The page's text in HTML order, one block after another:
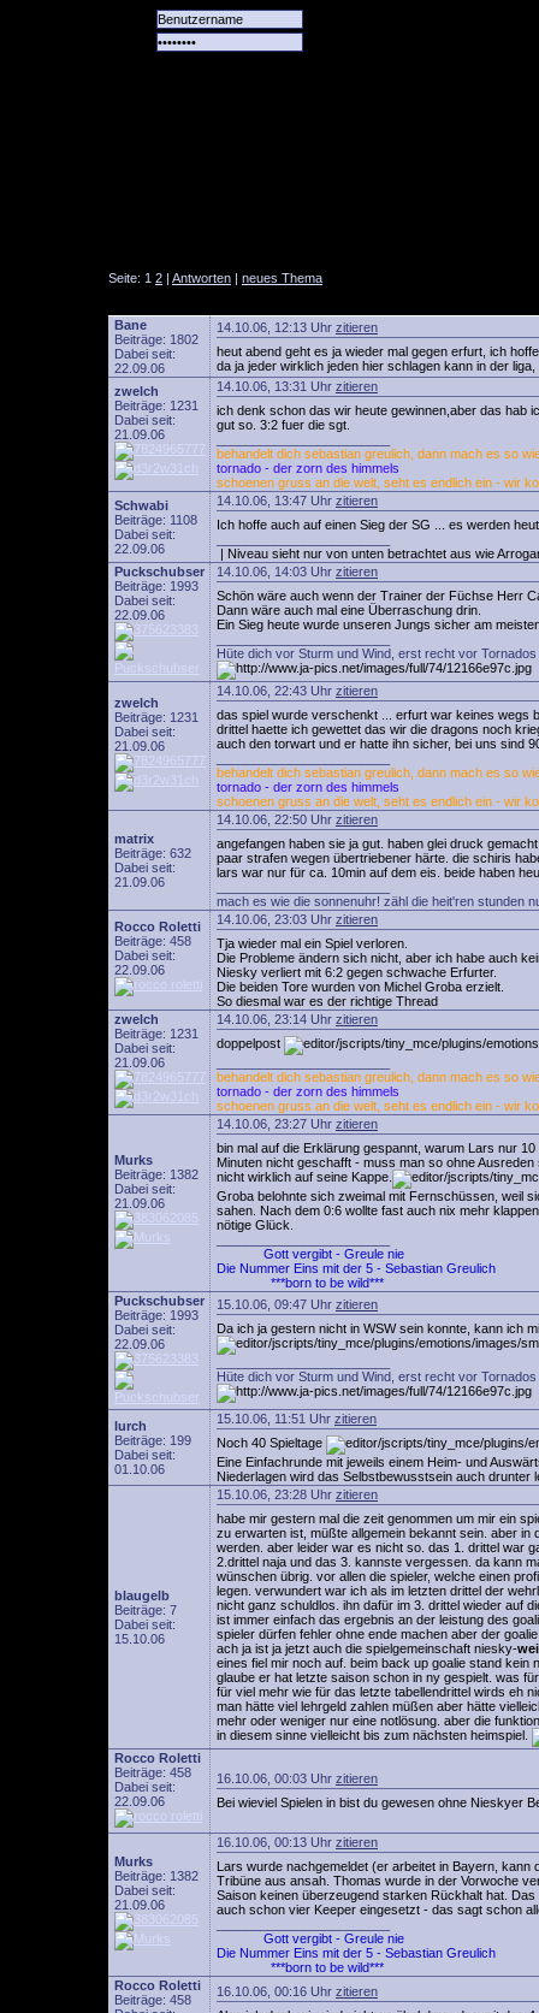
Seite: 1 2 | Antworten | neues Thema
Bane
Beiträge: 1802
Dabei seit:
22.09.06
14.10.06, 12:13 Uhr zitieren
heut abend geht es ja wieder mal gegen erfurt, ich
da ja jeder wirklich jeden hier schlagen kann in der
zwelch
Beiträge: 1231
Dabei seit:
21.09.06
14.10.06, 13:31 Uhr zitieren
ich denk schon das wir heute gewinnen,aber das hab
gut so. 3:2 fuer die sgt.
behandelt dich sebastian greulich, dann mach es so
tornado - der zorn des himmels
schoenen gruss an die welt, seht es endlich ein - wir
Schwabi
Beiträge: 1108
Dabei seit:
22.09.06
14.10.06, 13:47 Uhr zitieren
Ich hoffe auch auf einen Sieg der SG ... es werden
| Niveau sieht nur von unten betrachtet aus wie
Puckschubser
Beiträge: 1993
Dabei seit:
22.09.06
14.10.06, 14:03 Uhr zitieren
Schön wäre auch wenn der Trainer der Füchse Herr
Dann wäre auch mal eine Überraschung drin.
Ein Sieg heute wurde unseren Jungs sicher am
Hüte dich vor Sturm und Wind, erst recht vor
zwelch
Beiträge: 1231
Dabei seit:
21.09.06
14.10.06, 22:43 Uhr zitieren
das spiel wurde verschenkt ... erfurt war keines wegs
drittel haette ich gewettet das wir die dragons noch
auch den torwart und er hatte ihn sicher, bei uns sind
behandelt dich sebastian greulich, dann mach es so
tornado - der zorn des himmels
schoenen gruss an die welt, seht es endlich ein - wir
matrix
Beiträge: 632
Dabei seit:
21.09.06
14.10.06, 22:50 Uhr zitieren
angefangen haben sie ja gut. haben glei druck
paar strafen wegen übertriebener härte. die schiris
lars war nur für ca. 10min auf dem eis. beide haben
mach es wie die sonnenuhr! zähl die heit'ren stunden
Rocco Roletti
Beiträge: 458
Dabei seit:
22.09.06
14.10.06, 23:03 Uhr zitieren
Tja wieder mal ein Spiel verloren.
Die Probleme ändern sich nicht, aber ich habe auch
Niesky verliert mit 6:2 gegen schwache Erfurter.
Die beiden Tore wurden von Michel Groba erzielt.
So diesmal war es der richtige Thread
zwelch
Beiträge: 1231
Dabei seit:
21.09.06
14.10.06, 23:14 Uhr zitieren
doppelpost
behandelt dich sebastian greulich, dann mach es so
tornado - der zorn des himmels
schoenen gruss an die welt, seht es endlich ein - wir
Murks
Beiträge: 1382
Dabei seit:
21.09.06
14.10.06, 23:27 Uhr zitieren
bin mal auf die Erklärung gespannt, warum Lars nur
Minuten nicht geschafft - muss man so ohne
nicht wirklich auf seine Kappe.
Groba belohnte sich zweimal mit Fernschüssen, weil
sahen. Nach dem 0:6 wollte fast auch nix mehr
nötige Glück.
Gott vergibt - Greule nie
Die Nummer Eins mit der 5 - Sebastian Greulich
***born to be wild***
Puckschubser
Beiträge: 1993
Dabei seit:
22.09.06
15.10.06, 09:47 Uhr zitieren
Da ich ja gestern nicht in WSW sein konnte, kann ich
Hüte dich vor Sturm und Wind, erst recht vor
lurch
Beiträge: 199
Dabei seit:
01.10.06
15.10.06, 11:51 Uhr zitieren
Noch 40 Spieltage
Eine Einfachrunde mit jeweils einem Heim- und
Niederlagen wird das Selbstbewusstsein auch drunter
blaugelb
Beiträge: 7
Dabei seit:
15.10.06
15.10.06, 23:28 Uhr zitieren
habe mir gestern mal die zeit genommen um mir ein
zu erwarten ist, müßte allgemein bekannt sein. aber
werden. aber leider war es nicht so. das 1. drittel war
2.drittel naja und das 3. kannste vergessen. da kann
wünschen übrig. vor allen die spieler, welche einen
legen. verwundert war ich als im letzten drittel der
nicht ganz schuldlos. ihn dafür im 3. drittel wieder auf
ist immer einfach das ergebnis an der leistung des
spieler dürfen fehler ohne ende machen aber der
ach ja ist ja jetzt auch die spielgemeinschaft niesky-
eines fiel mir noch auf. beim back up goalie stand
glaube er hat letzte saison schon in ny gespielt. was
für viel mehr wie für das letzte tabellendrittel wirds eh
man hätte viel lehrgeld zahlen müßen aber hätte
mehr oder weniger nur eine notlösung. aber die
in diesem sinne vielleicht bis zum nächsten heimspiel.
Rocco Roletti
Beiträge: 458
Dabei seit:
22.09.06
16.10.06, 00:03 Uhr zitieren
Bei wieviel Spielen in bist du gewesen ohne Nieskyer
Murks
Beiträge: 1382
Dabei seit:
21.09.06
16.10.06, 00:13 Uhr zitieren
Lars wurde nachgemeldet (er arbeitet in Bayern,
Tribüne aus ansah. Thomas wurde in der Vorwoche
Saison keinen überzeugend starken Rückhalt hat.
auch schon vier Keeper eingesetzt - das sagt schon
Gott vergibt - Greule nie
Die Nummer Eins mit der 5 - Sebastian Greulich
***born to be wild***
Rocco Roletti
Beiträge: 458
16.10.06, 00:16 Uhr zitieren